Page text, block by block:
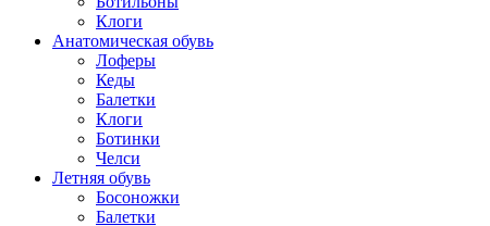
Клоги
Анатомическая обувь
Лоферы
Кеды
Балетки
Клоги
Ботинки
Челси
Летняя обувь
Босоножки
Балетки